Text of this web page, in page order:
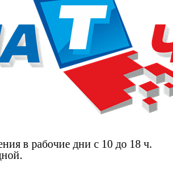
в рабочие дни с 10 до 18 ч.